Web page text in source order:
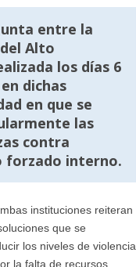
entre la
Alto
los días 6
dichas
en que se
las
contra
forzado interno.
instituciones reiteran
que se
los niveles de violencia
la falta de recursos